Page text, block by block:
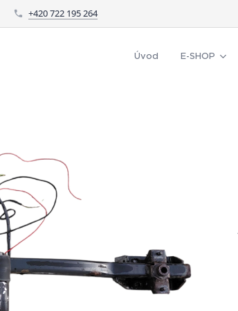
+420 722 195 264
Úvod E-SHOP